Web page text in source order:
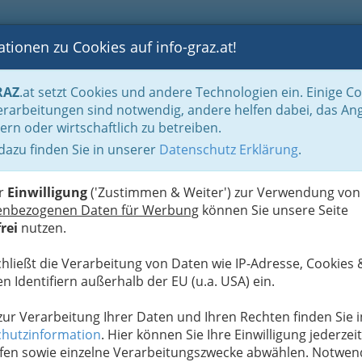
BLOGS FOTOS GASTRONOMIE BRANCHEN
zu Cookies auf info-graz.at!
.at setzt Cookies und andere Technologien ein. Einige
sind notwendig, andere helfen dabei, das
oder wirtschaftlich zu betreiben.
finden Sie in unserer Datenschutz Erklärung.
Einwilligung('Zustimmen & Weiter') zur Verwendung von
Daten für Werbung können Sie unsere Seite
nutzen.
die Verarbeitung von Daten wie IP-Adresse, Cookies
Identifiern außerhalb der EU (u.a. USA) ein.
Verarbeitung Ihrer Daten und Ihren Rechten finden Sie
. Hier können Sie Ihre Einwilligung jederzeit
sowie einzelne Verarbeitungszwecke abwählen.
für viele Planung erspart Ärger und Stress vor dem Heiraten